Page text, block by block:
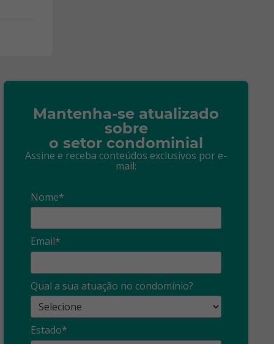
Mantenha-se atualizado
sobre
o setor condominial
Assine e receba conteúdos exclusivos por e-
mail:
Nome*
Email*
Qual a sua atuação no condomínio?
Estado*